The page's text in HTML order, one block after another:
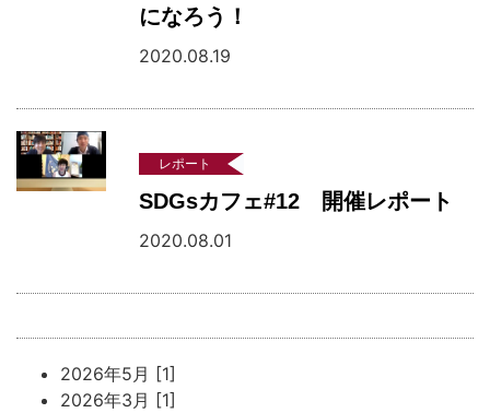
になろう！
2020.08.19
レポート
SDGsカフェ#12 開催レポート
2020.08.01
2026年5月 [1]
2026年3月 [1]